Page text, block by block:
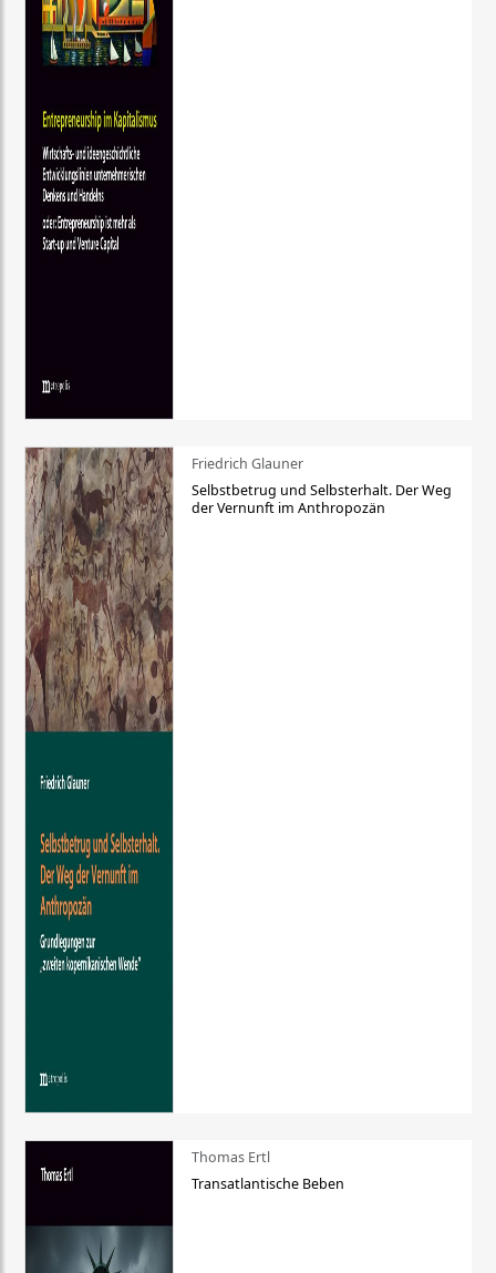
Friedrich Glauner
Selbstbetrug und Selbsterhalt. Der Weg
der Vernunft im Anthropozän
Thomas Ertl
Transatlantische Beben